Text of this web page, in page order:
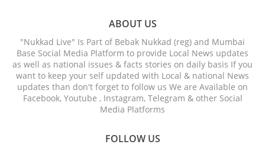
ABOUT US
"Nukkad Live" Is Part of Bebak Nukkad (reg) and Mumbai
Base Social Media Platform to provide Local News updates
as well as national issues & facts stories on daily basis If you
want to keep your self updated with Local & national News
updates than don't forget to follow us We are Available on
Facebook, Youtube , Instagram, Telegram & other Social
Media Platforms
FOLLOW US